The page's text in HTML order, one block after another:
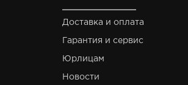
Доставка и оплата
Гарантия и сервис
Юрлицам
Новости